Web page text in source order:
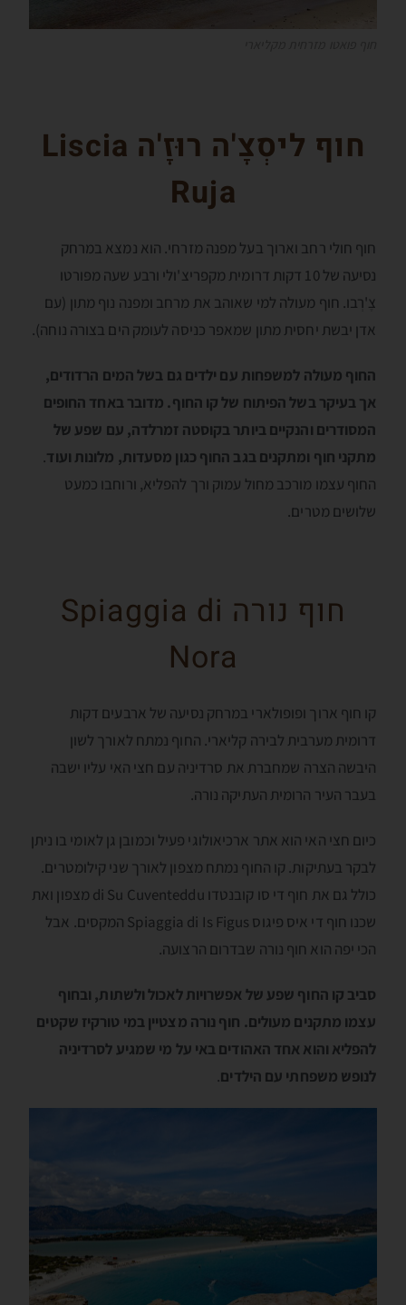
חוף ליסְצָ'ה רוּזָ'ה Liscia
Ruja
חוף חולי רחב וארוך בעל מפנה מזרחי. הוא נמצא במרחק
נסיעה של 10 דקות דרומית מקפריצ'ולי ורבע שעה מפּורטו
צֶ'רְבו. חוף מעולה למי שאוהב את מרחב ומפנה נוף מתון (עם
אדן יבשת יחסית מתון שמאפר כניסה לעומק הים בצורה נוחה).
החוף מעולה למשפחות עם ילדים גם בשל המים הרדודים,
אך בעיקר בשל הפיתוח של קו החוף. מדובר באחד החופים
המסודרים והנקיים ביותר בקוסטה זמרלדה, עם שפע של
מתקני חוף ומתקנים בגב החוף כגון מסעדות, מלונות ועוד.
החוף עצמו מורכב מחול עמוק ורך להפליא, ורוחבו כמעט
שלושים מטרים.
חוף נורה Spiaggia di
Nora
קו חוף ארוך ופופולארי במרחק נסיעה של ארבעים דקות
דרומית מערבית לבירה קליארי. החוף נמתח לאורך לשון
היבשה הצרה שמחברת את סרדיניה עם חצי האי עליו ישבה
בעבר העיר הרומית העתיקה נורה.
כיום חצי האי הוא אתר ארכיאולוגי פעיל וכמובן גן לאומי בו ניתן
לבקר בעתיקות. קו החוף נמתח מצפון לאורך שני קילומטרים.
כולל גם את חוף די סו קובנטדו di Su Cuventeddu מצפון ואת
שכנו חוף די איס פיגוס Spiaggia di Is Figus המקסים. אבל
הכי יפה הוא חוף נורה שבדרום הרצועה.
סביב קו החוף שפע של אפשרויות לאכול ולשתות, ובחוף
עצמו מתקנים מעולים. חוף נורה מצטיין במי טורקיז שקטים
להפליא והוא אחד האהודים באי על מי שמגיע לסרדיניה
לנופש משפחתי עם הילדים.